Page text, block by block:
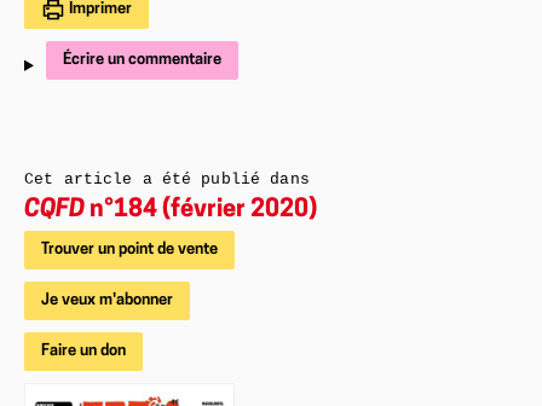
Imprimer
Écrire un commentaire
Cet article a été publié dans
CQFD n°184 (février 2020)
Trouver un point de vente
Je veux m'abonner
Faire un don